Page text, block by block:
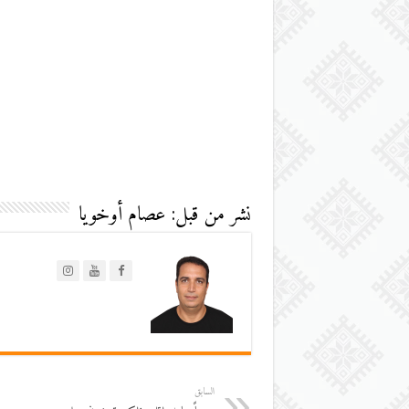
نشر من قبل: عصام أوخويا
السابق